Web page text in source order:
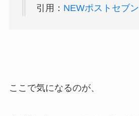
引用： NEWポストセブン
ここで気になるのが、